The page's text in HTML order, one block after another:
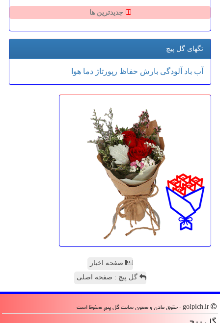
جدیدترین ها
تگهای گل پیچ
آب باد آلودگی بارش حفاظ رپورتاژ دما هوا
صفحه اخبار
گل پیچ : صفحه اصلی